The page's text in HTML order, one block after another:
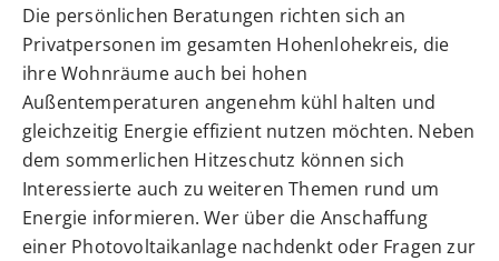
Die persönlichen Beratungen richten sich an
Privatpersonen im gesamten Hohenlohekreis, die
ihre Wohnräume auch bei hohen
Außentemperaturen angenehm kühl halten und
gleichzeitig Energie effizient nutzen möchten. Neben
dem sommerlichen Hitzeschutz können sich
Interessierte auch zu weiteren Themen rund um
Energie informieren. Wer über die Anschaffung
einer Photovoltaikanlage nachdenkt oder Fragen zur